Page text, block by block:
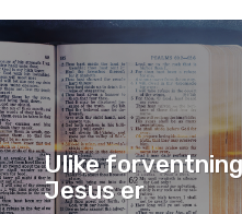
Ulike
Jesus er